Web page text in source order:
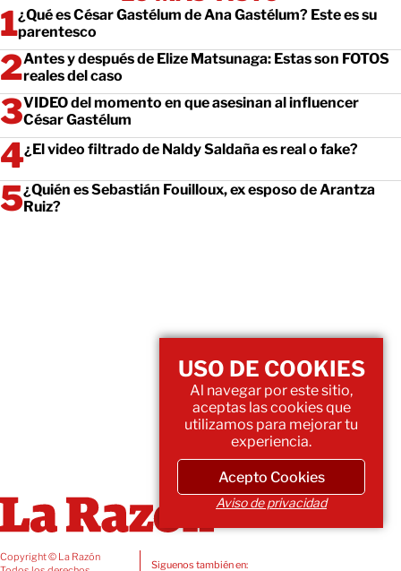
¿Qué es César Gastélum de Ana Gastélum? Este es su
parentesco
Antes y después de Elize Matsunaga: Estas son FOTOS
reales del caso
VIDEO del momento en que asesinan al influencer
César Gastélum
¿El video filtrado de Naldy Saldaña es real o fake?
¿Quién es Sebastián Fouilloux, ex esposo de Arantza
Ruiz?
Copyright © La Razón
Siguenos también en:
USO DE COOKIES
Al navegar por este sitio,
aceptas las cookies que
utilizamos para mejorar tu
experiencia.
Acepto Cookies
Aviso de privacidad